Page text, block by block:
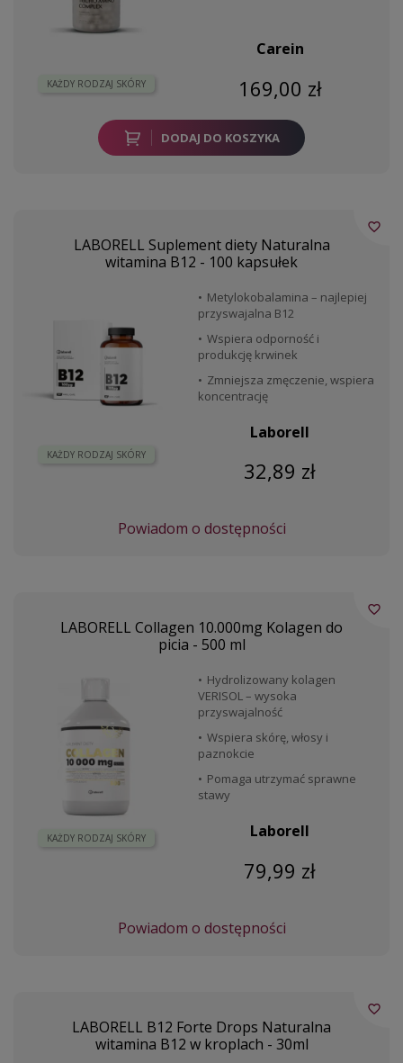
KAŻDY RODZAJ SKÓRY
Carein
169,00 zł
DODAJ DO KOSZYKA
LABORELL Suplement diety Naturalna
witamina B12 - 100 kapsułek
KAŻDY RODZAJ SKÓRY
Metylokobalamina – najlepiej
przyswajalna B12
Wspiera odporność i
produkcję krwinek
Zmniejsza zmęczenie, wspiera
koncentrację
Laborell
32,89 zł
Powiadom o dostępności
favorite_border
LABORELL Collagen 10.000mg Kolagen do
picia - 500 ml
KAŻDY RODZAJ SKÓRY
Hydrolizowany kolagen
VERISOL – wysoka
przyswajalność
Wspiera skórę, włosy i
paznokcie
Pomaga utrzymać sprawne
stawy
Laborell
79,99 zł
Powiadom o dostępności
favorite_border
LABORELL B12 Forte Drops Naturalna
witamina B12 w kroplach - 30ml
favorite_border